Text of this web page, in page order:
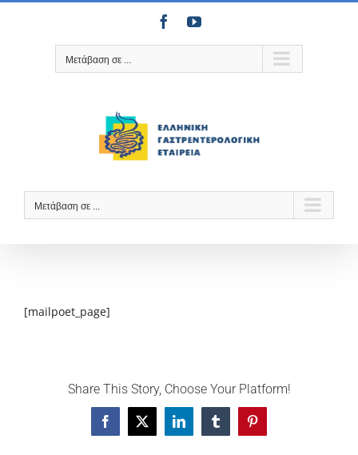
Μετάβαση
FacebookYouTube
Μετάβαση σε ...
Μετάβαση σε ...
[mailpoet_page]
Share This Story, Choose Your Platform!
Facebook
X LinkedInTumblrPinterest